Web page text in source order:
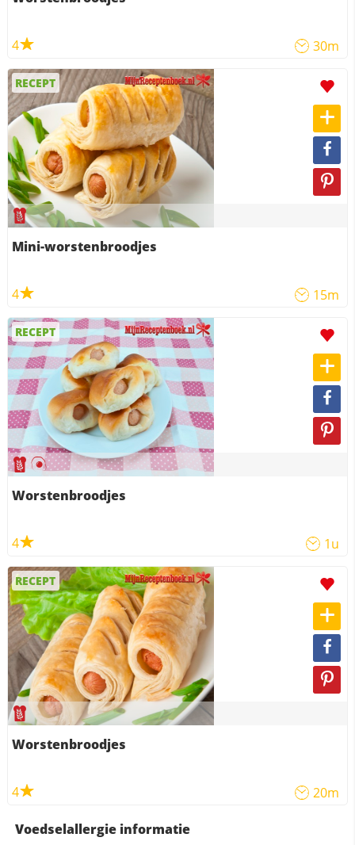
4 30m
RECEPT
Mini-worstenbroodjes
4 15m
RECEPT
Worstenbroodjes
4 1u
RECEPT
Worstenbroodjes
4 20m
Voedselallergie informatie